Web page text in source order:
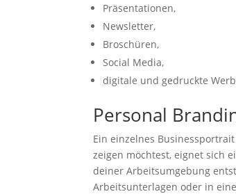
Präsentationen,
Newsletter,
Broschüren,
Social Media,
digitale und gedruckte
Personal
Ein einzelnes
zeigen möchtest, eignet sich
deiner Arbeitsumgebung
Arbeitsunterlagen oder in